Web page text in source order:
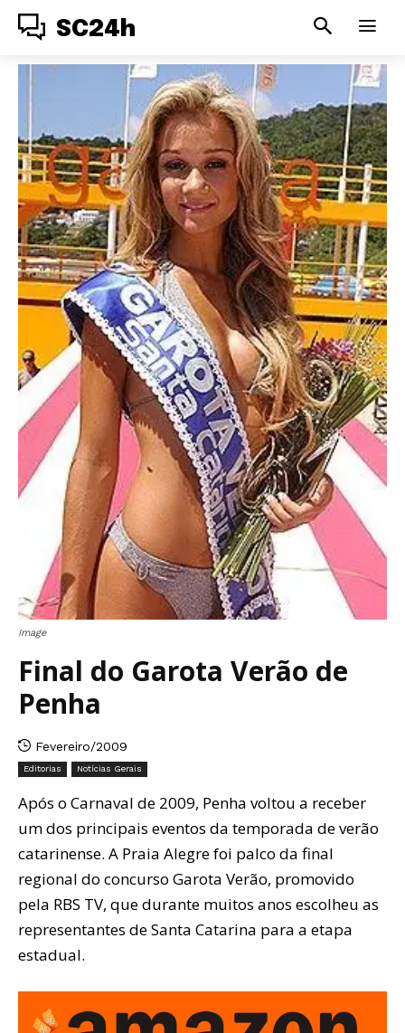
SC24h
Image
Final do Garota Verão de
Penha
Fevereiro/2009
Editorias Notícias Gerais
Após o Carnaval de 2009, Penha voltou a receber
um dos principais eventos da temporada de verão
catarinense. A Praia Alegre foi palco da final
regional do concurso Garota Verão, promovido
pela RBS TV, que durante muitos anos escolheu as
representantes de Santa Catarina para a etapa
estadual.